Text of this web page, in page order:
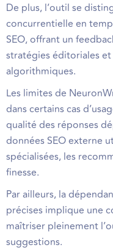
De plus, l’outil se
concurrentielle en
SEO, offrant un
stratégies éditoriales
algorithmiques.
Les limites de
dans certains cas
qualité des réponses
données SEO externe
spécialisées, les
finesse.
Par ailleurs, la
précises implique une
maîtriser pleinement
suggestions.